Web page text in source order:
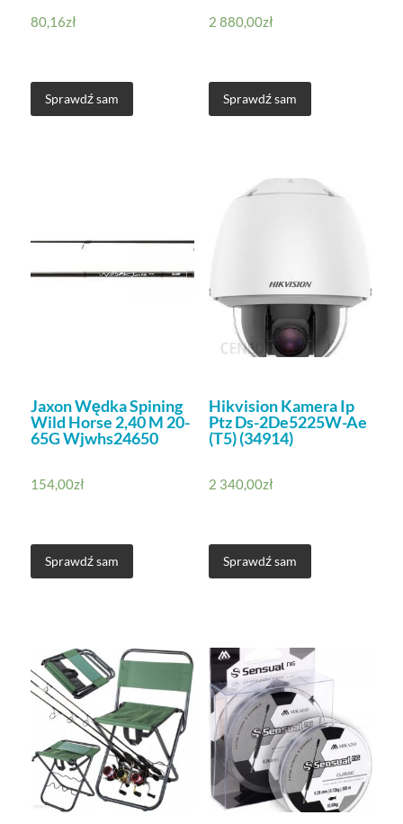
80,16zł
Sprawdź sam
2 880,00zł
Sprawdź sam
Jaxon Wędka Spining
Wild Horse 2,40 M 20-
65G Wjwhs24650
154,00zł
Sprawdź sam
Hikvision Kamera Ip
Ptz Ds-2De5225W-Ae
(T5) (34914)
2 340,00zł
Sprawdź sam